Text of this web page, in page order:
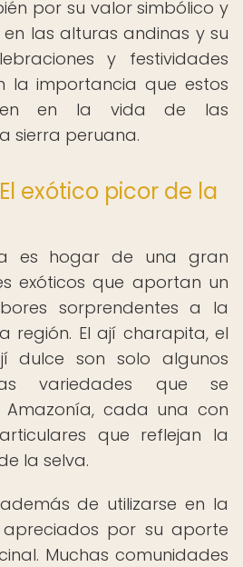
por su valor simbólico y
las alturas andinas y su
y festividades
la importancia que estos
en la vida de las
sierra peruana.
exótico picor de la
es hogar de una gran
exóticos que aportan un
sorprendentes a la
región. El ají charapita, el
dulce son solo algunos
variedades que se
cada una con
que reflejan la
la selva.
de utilizarse en la
por su aporte
Muchas comunidades